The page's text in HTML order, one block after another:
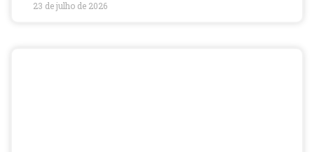
23 de julho de 2026